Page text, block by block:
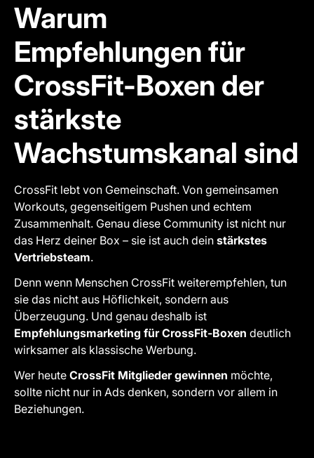
Warum
Empfehlungen für
CrossFit-Boxen der
stärkste
Wachstumskanal sind
CrossFit lebt von Gemeinschaft. Von gemeinsamen
Workouts, gegenseitigem Pushen und echtem
Zusammenhalt. Genau diese Community ist nicht nur
das Herz deiner Box – sie ist auch dein stärkstes
Vertriebsteam.
Denn wenn Menschen CrossFit weiterempfehlen, tun
sie das nicht aus Höflichkeit, sondern aus
Überzeugung. Und genau deshalb ist
Empfehlungsmarketing für CrossFit-Boxen deutlich
wirksamer als klassische Werbung.
Wer heute CrossFit Mitglieder gewinnen möchte,
sollte nicht nur in Ads denken, sondern vor allem in
Beziehungen.